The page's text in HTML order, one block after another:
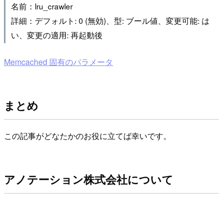
名前：lru_crawler
詳細：デフォルト: 0 (無効)、型: ブール値、変更可能: は
い、変更の適用: 再起動後
Memcached 固有のパラメータ
まとめ
この記事がどなたかのお役に立てば幸いです。
アノテーション株式会社について